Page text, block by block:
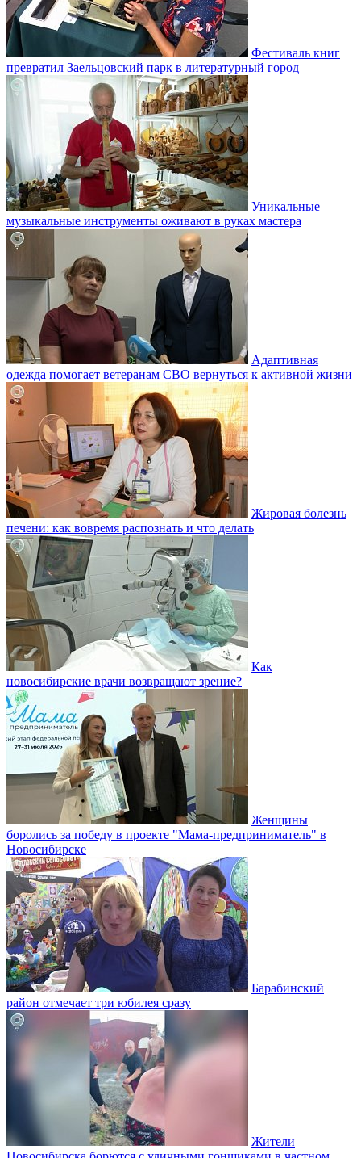
Фестиваль книг
превратил Заельцовский парк в литературный город
Уникальные
музыкальные инструменты оживают в руках мастера
Адаптивная
одежда помогает ветеранам СВО вернуться к активной жизни
Жировая болезнь
печени: как вовремя распознать и что делать
Как
новосибирские врачи возвращают зрение?
Женщины
боролись за победу в проекте "Мама-предприниматель" в
Новосибирске
Барабинский
район отмечает три юбилея сразу
Жители